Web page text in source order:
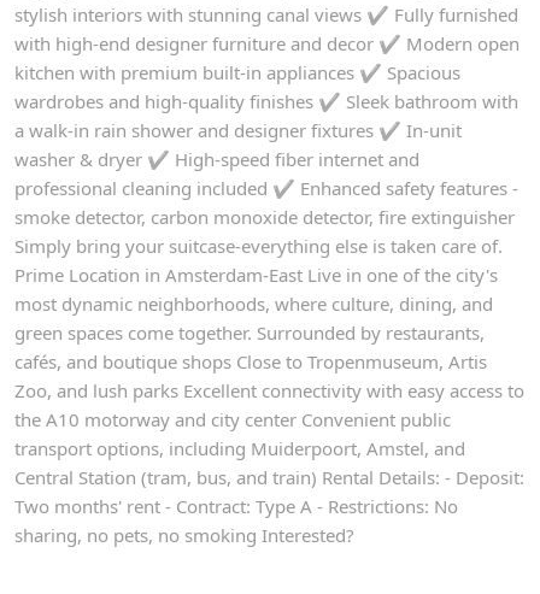
stylish interiors with stunning canal views ✔ Fully furnished
with high-end designer furniture and decor ✔ Modern open
kitchen with premium built-in appliances ✔ Spacious
wardrobes and high-quality finishes ✔ Sleek bathroom with
a walk-in rain shower and designer fixtures ✔ In-unit
washer & dryer ✔ High-speed fiber internet and
professional cleaning included ✔ Enhanced safety features -
smoke detector, carbon monoxide detector, fire extinguisher
Simply bring your suitcase-everything else is taken care of.
Prime Location in Amsterdam-East Live in one of the city's
most dynamic neighborhoods, where culture, dining, and
green spaces come together. Surrounded by restaurants,
cafés, and boutique shops Close to Tropenmuseum, Artis
Zoo, and lush parks Excellent connectivity with easy access to
the A10 motorway and city center Convenient public
transport options, including Muiderpoort, Amstel, and
Central Station (tram, bus, and train) Rental Details: - Deposit:
Two months' rent - Contract: Type A - Restrictions: No
sharing, no pets, no smoking Interested?